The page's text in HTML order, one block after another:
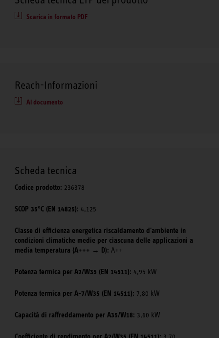
Scarica in formato PDF
Reach-Informazioni
Al documento
Scheda tecnica
Codice prodotto: 236378
SCOP 35°C (EN 14825): 4,125
Classe di efficienza energetica riscaldamento d'ambiente in
condizioni climatiche medie per ciascuna delle applicazioni a
media temperatura (A+++ → D): A++
Potenza termica per A2/W35 (EN 14511): 4,95 kW
Potenza termica per A-7/W35 (EN 14511): 7,80 kW
Capacità di raffreddamento per A35/W18: 3,60 kW